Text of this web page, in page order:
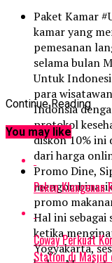
Paket Kamar
kamar yang
pemesanan
selama bulan
Untuk
para
Indonsia
protokol
diskon 10% ini
dari harga
Promo Dine,
promo
Hal ini
ketika
Yogyakarta,
Continue Reading
You may like
Peken Klangenan
Coway Perkuat
Station di Masjid